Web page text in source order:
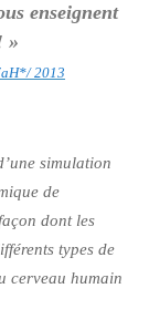
enseignent
»
2013
simulation
de
dont les
types de
cerveau humain